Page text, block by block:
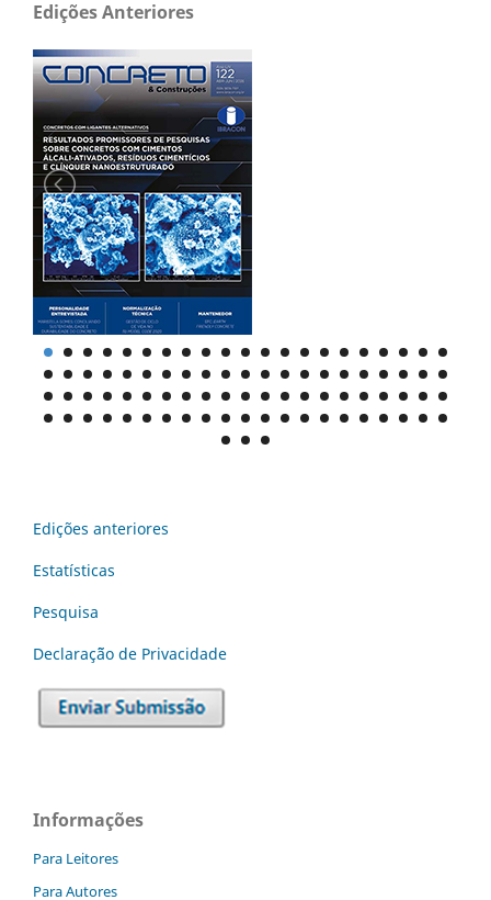
Edições Anteriores
Edições anteriores
Estatísticas
Pesquisa
Declaraç˜ão de Privacidade
Informações
Para Leitores
Para Autores